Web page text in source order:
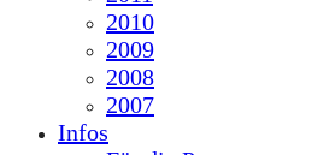
2010
2009
2008
2007
Infos